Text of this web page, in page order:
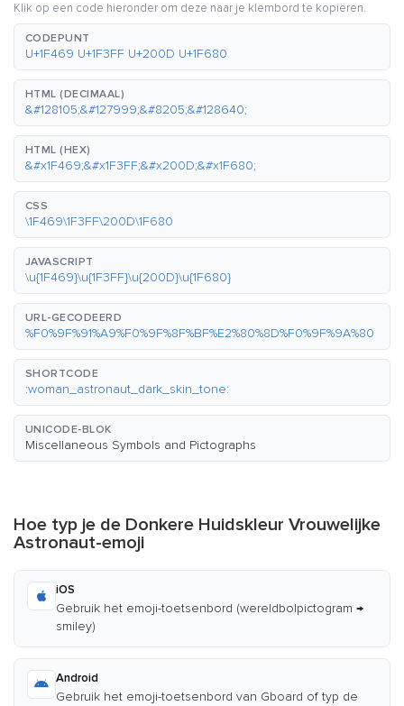
Klik op een code hieronder om deze naar je klembord te kopiëren.
CODEPUNT
U+1F469 U+1F3FF U+200D U+1F680
HTML (DECIMAAL)
&#128105;&#127999;&#8205;&#128640;
HTML (HEX)
&#x1F469;&#x1F3FF;&#x200D;&#x1F680;
CSS
\1F469\1F3FF\200D\1F680
JAVASCRIPT
\u{1F469}\u{1F3FF}\u{200D}\u{1F680}
URL-GECODEERD
%F0%9F%91%A9%F0%9F%8F%BF%E2%80%8D%F0%9F%9A%80
SHORTCODE
:woman_astronaut_dark_skin_tone:
UNICODE-BLOK
Miscellaneous Symbols and Pictographs
Hoe typ je de Donkere Huidskleur Vrouwelijke
Astronaut-emoji
iOS
Gebruik het emoji-toetsenbord (wereldbolpictogram →
smiley)
Android
Gebruik het emoji-toetsenbord van Gboard of typ de